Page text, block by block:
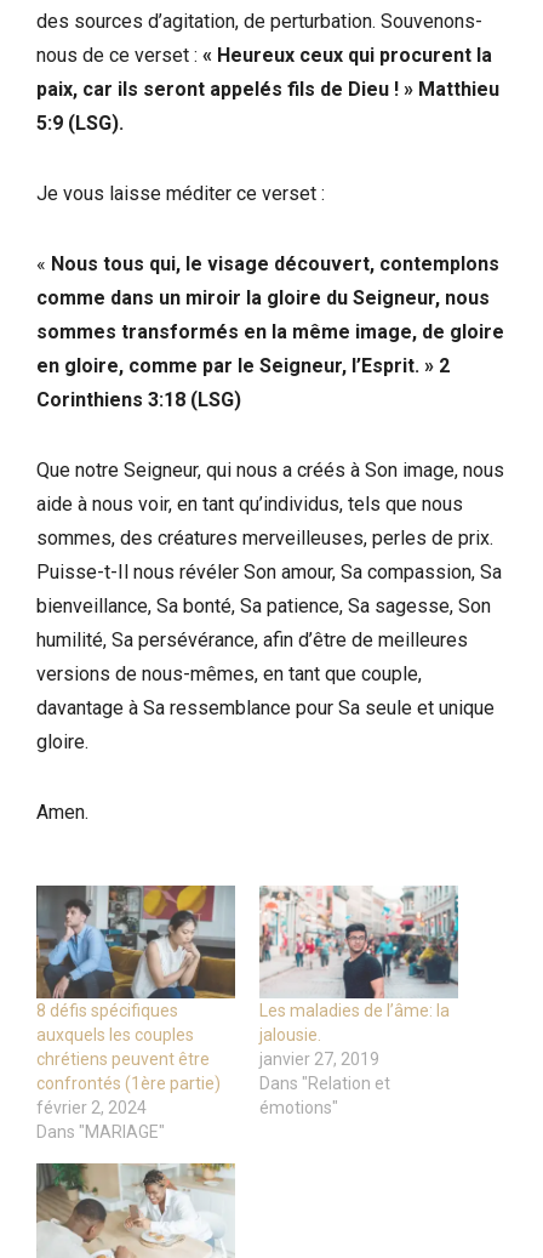
des sources d’agitation, de perturbation. Souvenons-
nous de ce verset : « Heureux ceux qui procurent la
paix, car ils seront appelés fils de Dieu ! » Matthieu
5:9 (LSG).
Je vous laisse méditer ce verset :
« Nous tous qui, le visage découvert, contemplons
comme dans un miroir la gloire du Seigneur, nous
sommes transformés en la même image, de gloire
en gloire, comme par le Seigneur, l’Esprit. » 2
Corinthiens 3:18 (LSG)
Que notre Seigneur, qui nous a créés à Son image, nous
aide à nous voir, en tant qu’individus, tels que nous
sommes, des créatures merveilleuses, perles de prix.
Puisse-t-Il nous révéler Son amour, Sa compassion, Sa
bienveillance, Sa bonté, Sa patience, Sa sagesse, Son
humilité, Sa persévérance, afin d’être de meilleures
versions de nous-mêmes, en tant que couple,
davantage à Sa ressemblance pour Sa seule et unique
gloire.
Amen.
8 défis spécifiques
auxquels les couples
chrétiens peuvent être
confrontés (1ère partie)
février 2, 2024
Dans "MARIAGE"
Les maladies de l’âme: la
jalousie.
janvier 27, 2019
Dans "Relation et
émotions"